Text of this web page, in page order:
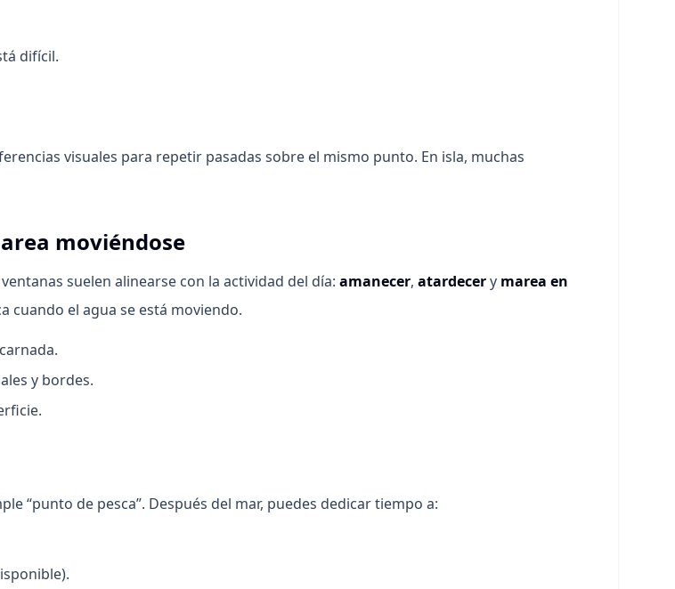
difícil.
visuales para repetir pasadas sobre el mismo punto. En isla, muchas
moviéndose
suelen alinearse con la actividad del día: amanecer, atardecery marea en
cuando el agua se está moviendo.
y bordes.
“punto de pesca”. Después del mar, puedes dedicar tiempo a: